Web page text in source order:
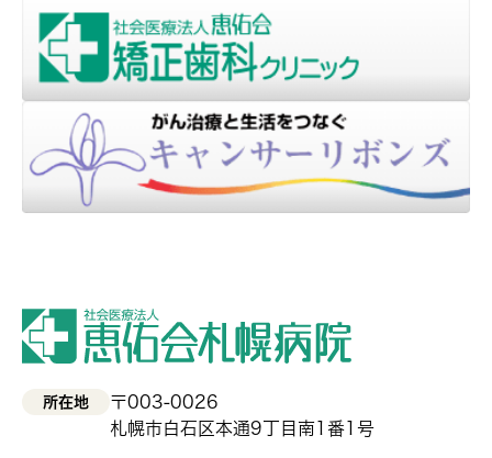
所在地
〒003-0026
札幌市白石区本通9丁目南1番1号